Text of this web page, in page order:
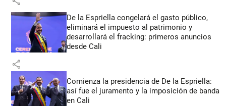
De la Espriella congelará el gasto público,
eliminará el impuesto al patrimonio y
desarrollará el fracking: primeros anuncios
desde Cali
share
Comienza la presidencia de De la Espriella:
así fue el juramento y la imposición de banda
en Cali